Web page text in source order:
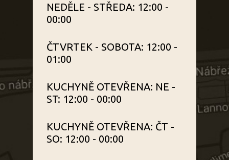
NEDĚLE - STŘEDA: 12:00 -
00:00
ČTVRTEK - SOBOTA: 12:00 -
01:00
KUCHYNĚ OTEVŘENA: NE -
ST: 12:00 - 00:00
KUCHYNĚ OTEVŘENA: ČT -
SO: 12:00 - 00:00